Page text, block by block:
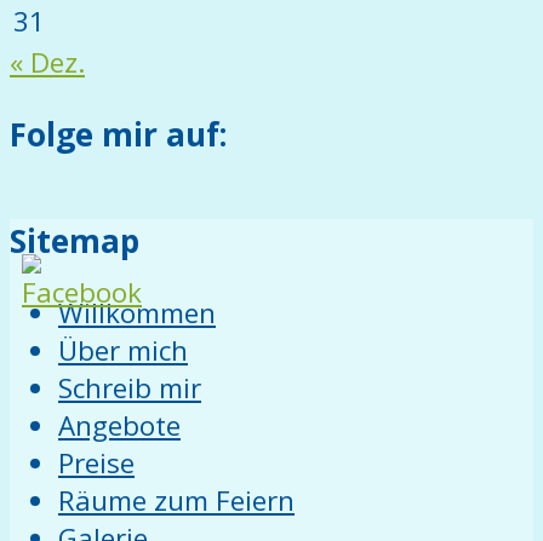
31
« Dez.
Folge mir auf:
Sitemap
Willkommen
Über mich
Schreib mir
Angebote
Preise
Räume zum Feiern